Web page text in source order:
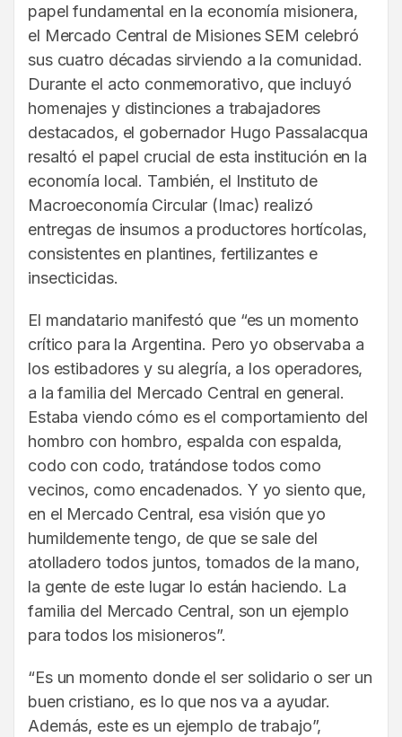
papel fundamental en la economía misionera,
el Mercado Central de Misiones SEM celebró
sus cuatro décadas sirviendo a la comunidad.
Durante el acto conmemorativo, que incluyó
homenajes y distinciones a trabajadores
destacados, el gobernador Hugo Passalacqua
resaltó el papel crucial de esta institución en la
economía local. También, el Instituto de
Macroeconomía Circular (Imac) realizó
entregas de insumos a productores hortícolas,
consistentes en plantines, fertilizantes e
insecticidas.
El mandatario manifestó que “es un momento
crítico para la Argentina. Pero yo observaba a
los estibadores y su alegría, a los operadores,
a la familia del Mercado Central en general.
Estaba viendo cómo es el comportamiento del
hombro con hombro, espalda con espalda,
codo con codo, tratándose todos como
vecinos, como encadenados. Y yo siento que,
en el Mercado Central, esa visión que yo
humildemente tengo, de que se sale del
atolladero todos juntos, tomados de la mano,
la gente de este lugar lo están haciendo. La
familia del Mercado Central, son un ejemplo
para todos los misioneros”.
“Es un momento donde el ser solidario o ser un
buen cristiano, es lo que nos va a ayudar.
Además, este es un ejemplo de trabajo”,